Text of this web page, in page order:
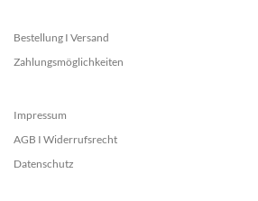
Bestellung I Versand
Zahlungsmöglichkeiten
Impressum
AGB I Widerrufsrecht
Datenschutz